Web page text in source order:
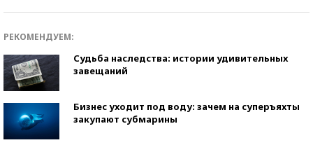
РЕКОМЕНДУЕМ:
Судьба наследства: истории удивительных
завещаний
Бизнес уходит под воду: зачем на суперъяхты
закупают субмарины